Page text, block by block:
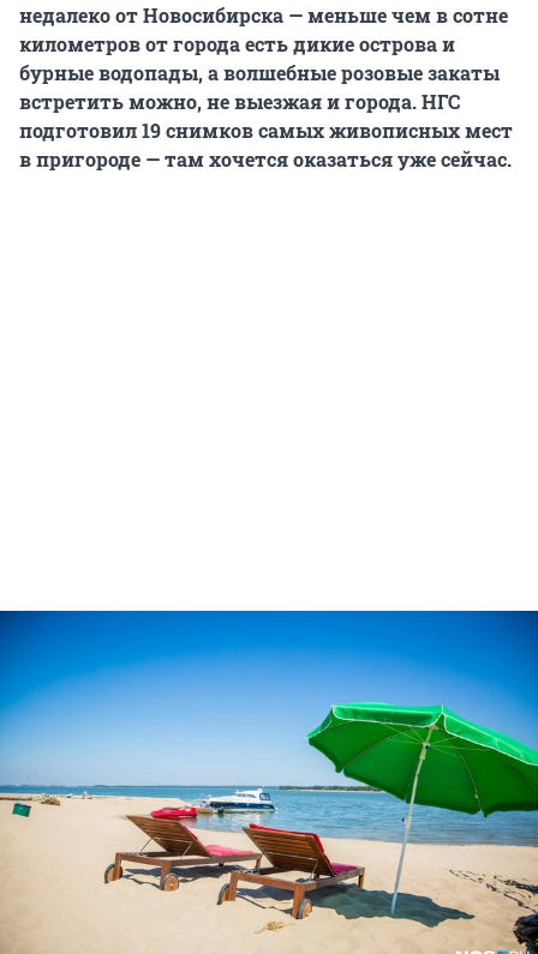
недалеко от Новосибирска — меньше чем в сотне
километров от города есть дикие острова и
бурные водопады, а волшебные розовые закаты
встретить можно, не выезжая и города. НГС
подготовил 19 снимков самых живописных мест
в пригороде — там хочется оказаться уже сейчас.